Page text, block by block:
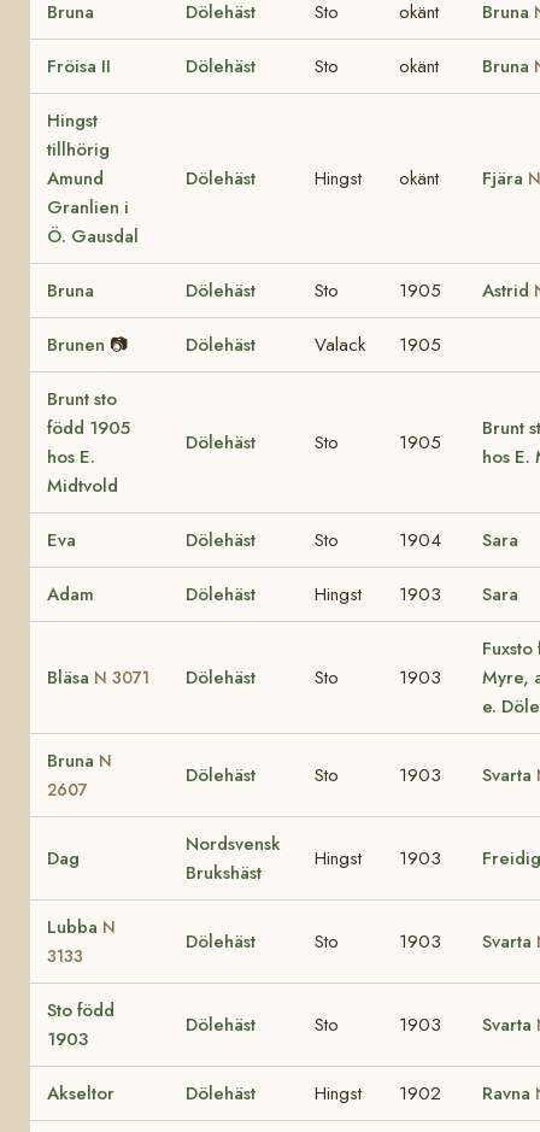
Bruna Dölehäst Sto okänt Bruna
Fröisa II Dölehäst Sto okänt Bruna
Hingst
tillhörig
Amund
Granlien i
Ö. Gausdal
Dölehäst Hingst okänt Fjära
Bruna Dölehäst Sto 1905 Astrid
Brunen 📷 Dölehäst Valack 1905
Brunt sto
född 1905
hos E.
Midtvold
Dölehäst Sto 1905
Brunt
hos E.
Eva Dölehäst Sto 1904 Sara
Adam Dölehäst Hingst 1903 Sara
Bläsa N 3071 Dölehäst Sto 1903
Myre,
e.
Bruna N
2607
Dölehäst Sto 1903 Svarta
Dag
Nordsvensk
Brukshäst
Hingst 1903 Freidig
Lubba N
3133
Dölehäst Sto 1903 Svarta
Sto född
1903
Dölehäst Sto 1903 Svarta
Akseltor Dölehäst Hingst 1902 Ravna